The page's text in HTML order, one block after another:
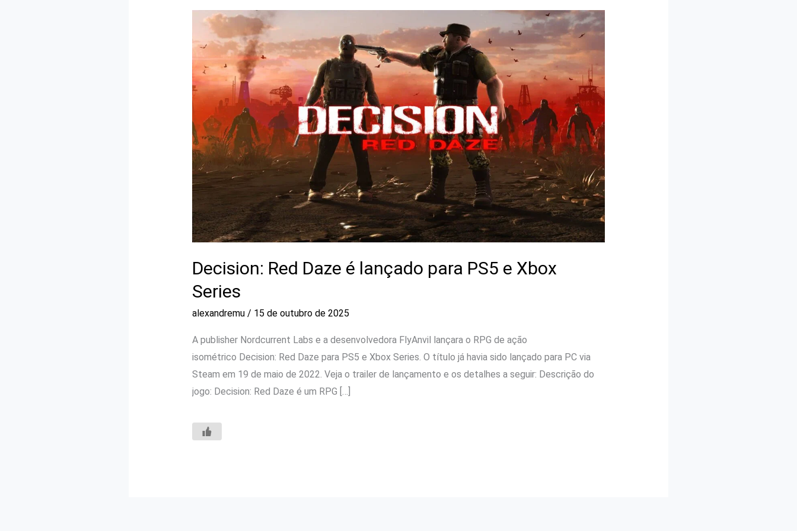
Decision: Red Daze é lançado para PS5 e Xbox
Series
alexandremu / 15 de outubro de 2025
A publisher Nordcurrent Labs e a desenvolvedora FlyAnvil lançara o RPG de ação
isométrico Decision: Red Daze para PS5 e Xbox Series. O título já havia sido lançado para PC via
Steam em 19 de maio de 2022. Veja o trailer de lançamento e os detalhes a seguir: Descrição do
jogo: Decision: Red Daze é um RPG […]